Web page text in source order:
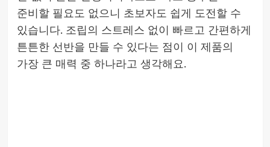
준비할 필요도 없으니 초보자도 쉽게 도전할 수
있습니다. 조립의 스트레스 없이 빠르고 간편하게
튼튼한 선반을 만들 수 있다는 점이 이 제품의
가장 큰 매력 중 하나라고 생각해요.